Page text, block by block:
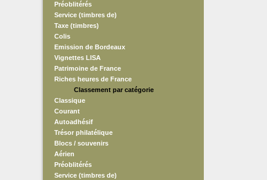
Préoblitérés
Service (timbres de)
Taxe (timbres)
Colis
Emission de Bordeaux
Vignettes LISA
Patrimoine de France
Riches heures de France
Classement par catégorie
Classique
Courant
Autoadhésif
Trésor philatélique
Blocs / souvenirs
Aérien
Préoblitérés
Service (timbres de)